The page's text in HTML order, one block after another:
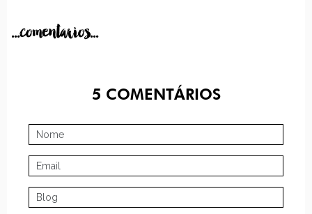
...comentarios...
5 COMENTÁRIOS